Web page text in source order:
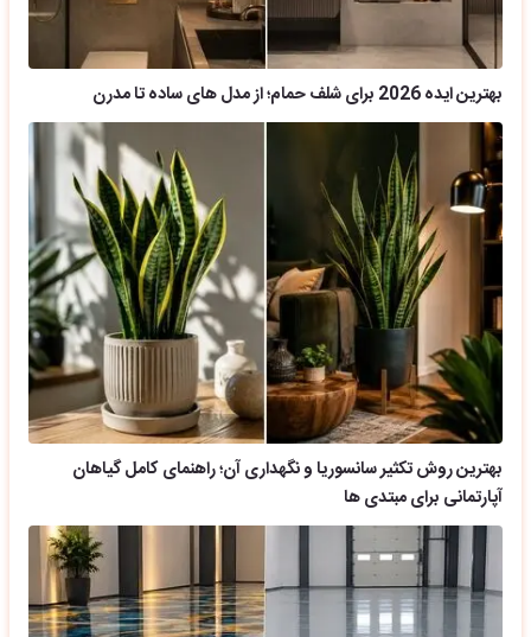
بهترین ایده 2026 برای شلف حمام؛ از مدل های ساده تا مدرن
بهترین روش تکثیر سانسوریا و نگهداری آن؛ راهنمای کامل گیاهان
آپارتمانی برای مبتدی ها